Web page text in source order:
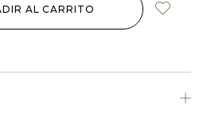
AL CARRITO